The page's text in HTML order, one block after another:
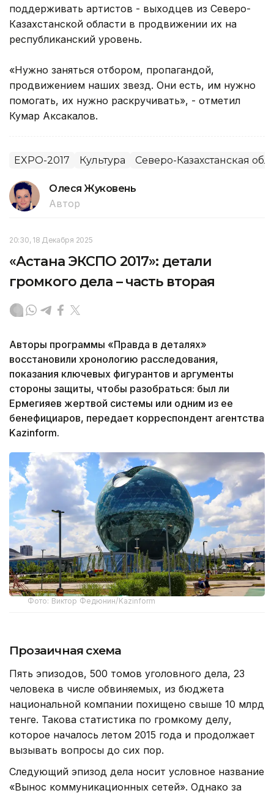
поддерживать артистов - выходцев из Северо-
Казахстанской области в продвижении их на
республиканский уровень.
«Нужно заняться отбором, пропагандой,
продвижением наших звезд. Они есть, им нужно
помогать, их нужно раскручивать», - отметил
Кумар Аксакалов.
EXPO-2017 Культура Северо-Казахстанская
Олеся Жуковень
Автор
20:30, 18 Декабря 2025
«Астана ЭКСПО 2017»: детали
громкого дела – часть вторая
Авторы программы «Правда в деталях»
восстановили хронологию расследования,
показания ключевых фигурантов и аргументы
стороны защиты, чтобы разобраться: был ли
Ермегияев жертвой системы или одним из ее
бенефициаров, передает корреспондент агентства
Kazinform.
Фото: Виктор Федюнин/Kazinform
Прозаичная схема
Пять эпизодов, 500 томов уголовного дела, 23
человека в числе обвиняемых, из бюджета
национальной компании похищено свыше 10 млрд
тенге. Такова статистика по громкому делу,
которое началось летом 2015 года и продолжает
вызывать вопросы до сих пор.
Следующий эпизод дела носит условное название
«Вынос коммуникационных сетей». Однако за